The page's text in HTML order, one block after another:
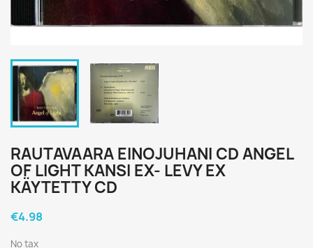
RAUTAVAARA EINOJUHANI CD ANGEL
OF LIGHT KANSI EX- LEVY EX
KÄYTETTY CD
€4.98
No tax